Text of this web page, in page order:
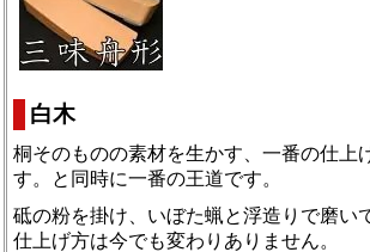
白木
桐そのものの素材を生かす、一番の仕上
す。と同時に一番の王道です。
砥の粉を掛け、いぼた蝋と浮造りで磨い
仕上げ方は今でも変わりありません。